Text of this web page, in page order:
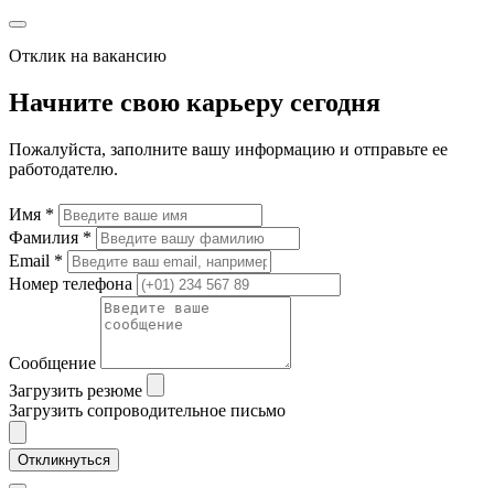
Отклик на вакансию
Начните свою карьеру сегодня
Пожалуйста, заполните вашу информацию и отправьте ее
работодателю.
Имя *
Фамилия *
Email *
Номер телефона
Сообщение
Загрузить резюме
Загрузить сопроводительное письмо
Откликнуться